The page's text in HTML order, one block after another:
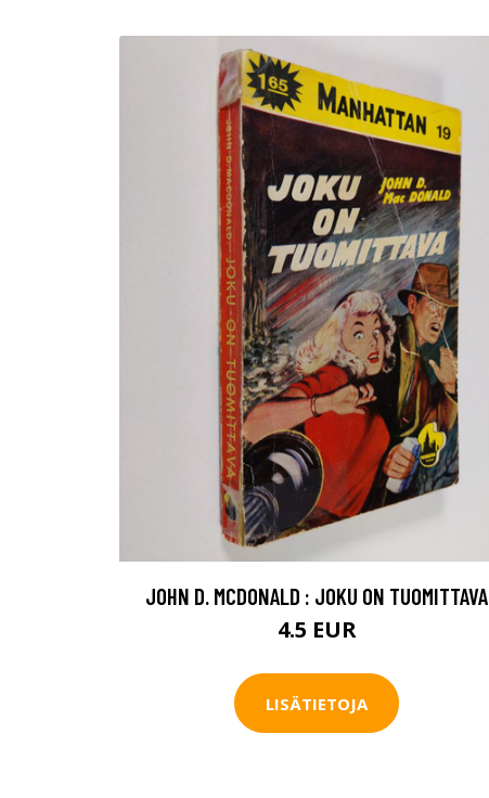
JOHN D. MCDONALD : JOKU ON TUOMITTAVA
4.5 EUR
LISÄTIETOJA